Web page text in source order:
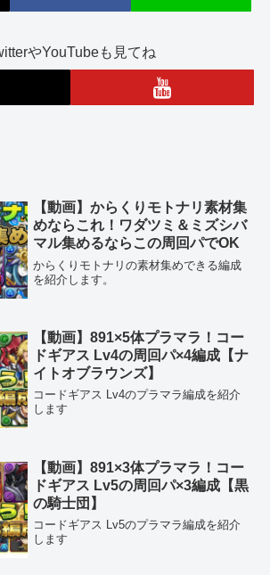
やYouTubeも見てね
【動画】からくりモトナリ素材集
めならこれ！ワダツミ＆ミズシバ
マル集めるならこの周回パでOK
からくりモトナリの素材集めできる編成
を紹介します。
【動画】891×5体プラマラ！コー
ドギアス Lv4の周回パ×4編成【ナ
イトオブラウンズ】
コードギアス Lv4のプラマラ編成を紹介
します
【動画】891×3体プラマラ！コー
ドギアス Lv5の周回パ×3編成【黒
の騎士団】
コードギアス Lv5のプラマラ編成を紹介
します